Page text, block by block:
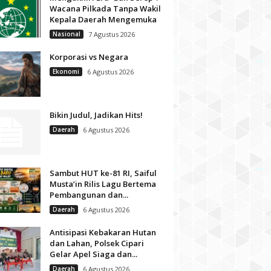
Wacana Pilkada Tanpa Wakil
Kepala Daerah Mengemuka
Nasional 7 Agustus 2026
Korporasi vs Negara
Ekonomi 6 Agustus 2026
Bikin Judul, Jadikan Hits!
Daerah 6 Agustus 2026
Sambut HUT ke-81 RI, Saiful
Musta’in Rilis Lagu Bertema
Pembangunan dan...
Daerah 6 Agustus 2026
Antisipasi Kebakaran Hutan
dan Lahan, Polsek Cipari
Gelar Apel Siaga dan...
Daerah 6 Agustus 2026